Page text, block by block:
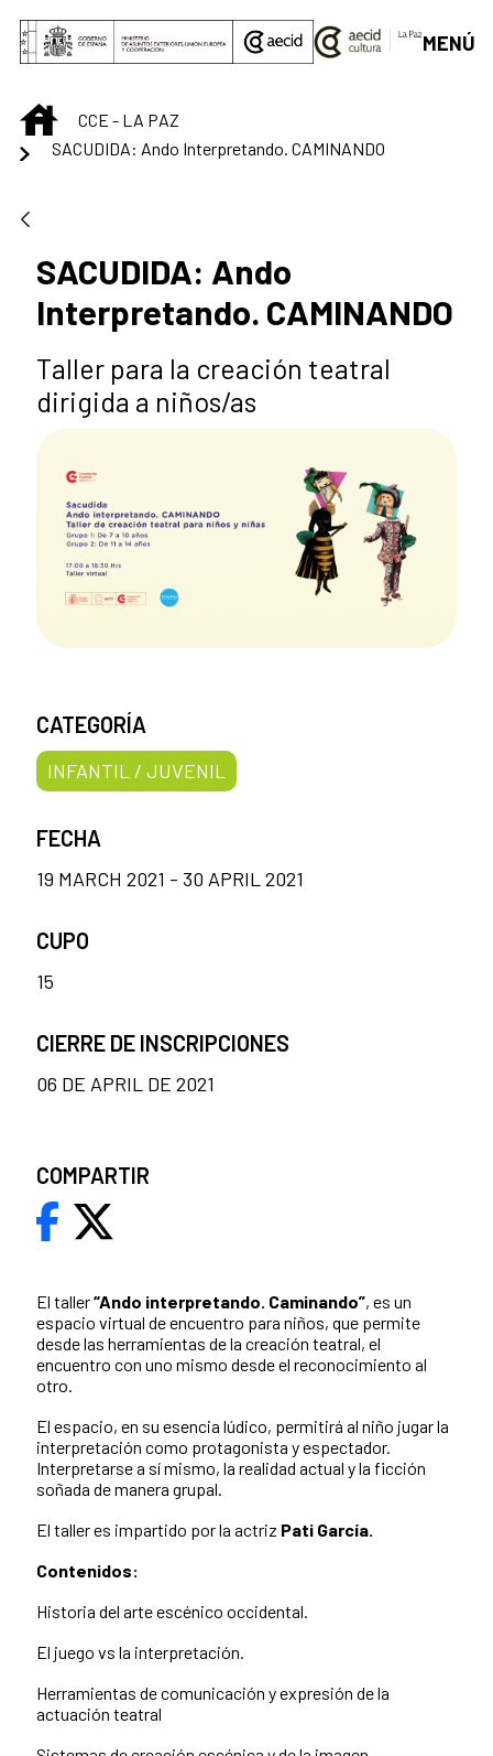
Skip to Main Content
MENÚ
INICIOCCE - LA PAZ
SACUDIDA: Ando Interpretando. CAMINANDO
SACUDIDA: Ando
Interpretando. CAMINANDO
Taller para la creación teatral
dirigida a niños/as
El taller“Ando interpretando. Caminando”, es un
espacio virtual de encuentro para niños, que permite
desde las herramientas de la creación teatral, el
encuentro con uno mismo desde el reconocimiento al
otro.
El espacio, en su esencia lúdico, permitirá al niño jugar la
interpretación como protagonista y espectador.
Interpretarse a sí mismo, la realidad actual y la ficción
soñada de manera grupal.
El taller es impartido por la actriz Pati García.
Contenidos:
Historia del arte escénico occidental.
El juego vs la interpretación.
Herramientas de comunicación y expresión de la
actuación teatral
CATEGORÍA
INFANTIL / JUVENIL
FECHA
19 MARCH 2021 - 30 APRIL 2021
CUPO
15
CIERRE DE INSCRIPCIONES
06 DE APRIL DE 2021
COMPARTIR